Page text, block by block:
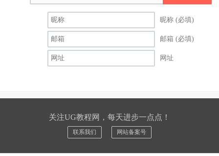
昵称 (必填)
邮箱 (必填)
网址
关注UG教程网，每天进步一点点！
联系我们 网站备案号